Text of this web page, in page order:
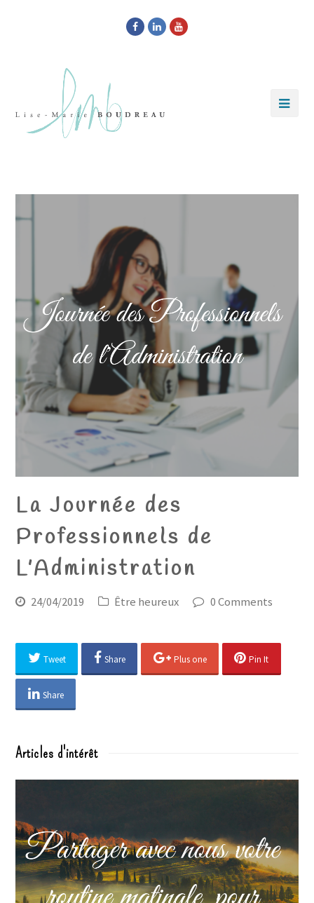
Facebook
LinkedInYoutube
La Journée des
Professionnels de
L’Administration
24/04/2019 Être heureux 0 Comments
Tweet Share Plus one Pin It
Share
Articles d'intérêt